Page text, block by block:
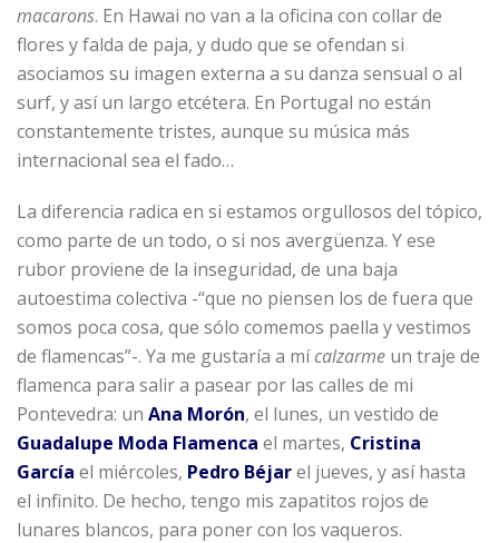
macarons. En Hawai no van a la oficina con collar de
flores y falda de paja, y dudo que se ofendan si
asociamos su imagen externa a su danza sensual o al
surf, y así un largo etcétera. En Portugal no están
constantemente tristes, aunque su música más
internacional sea el fado…
La diferencia radica en si estamos orgullosos del tópico,
como parte de un todo, o si nos avergüenza. Y ese
rubor proviene de la inseguridad, de una baja
autoestima colectiva -“que no piensen los de fuera que
somos poca cosa, que sólo comemos paella y vestimos
de flamencas”-. Ya me gustaría a mícalzarme un traje de
flamenca para salir a pasear por las calles de mi
Pontevedra: un Ana Morón, el lunes, un vestido de
Guadalupe Moda Flamenca el martes, Cristina
García el miércoles, Pedro Béjarel jueves, y así hasta
el infinito. De hecho, tengo mis zapatitos rojos de
lunares blancos, para poner con los vaqueros.